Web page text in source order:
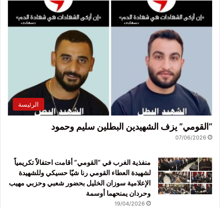
الرئيسة
“القومي” يزف الشهيدين البطلين سليم وحمود
07/06/2026
منفذية الغرب في “القومي” أقامت احتفالاً تكريمياً
لشهيدة العطاء القومي رنا شيّا حسيكي وللشهيدة
الإعلامية سوزان الخليل بحضور شعبي وحزبي مهيب
وحردان يمنحهما أوسمة
19/04/2026